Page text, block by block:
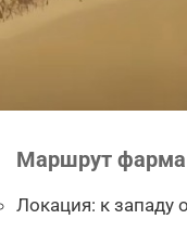
Маршрут
Локация: к западу